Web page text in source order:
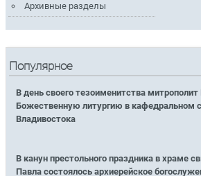
Архивные разделы
Популярное
В день своего тезоименитства
Божественную литургию в кафедральном
Владивостока
В канун престольного праздника в храме
Павла состоялось архиерейское